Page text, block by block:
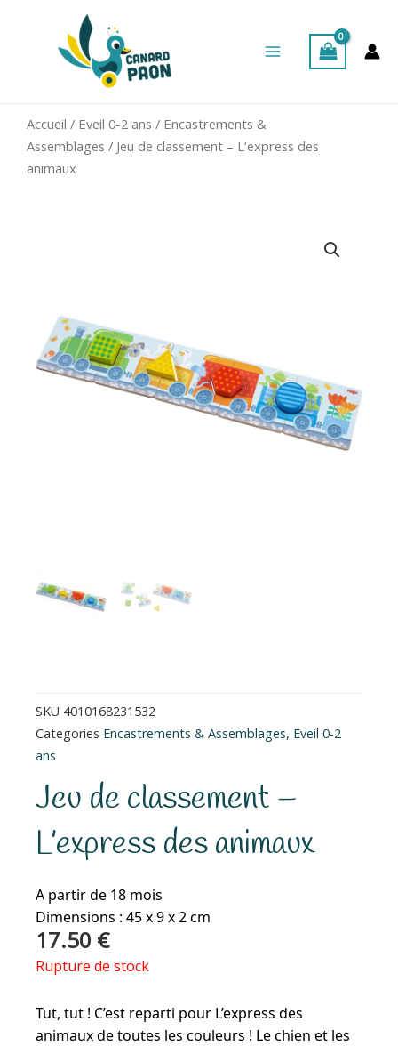
Menu
Accueil / Eveil 0-2 ans / Encastrements &
Assemblages / Jeu de classement – L’express des
animaux
SKU 4010168231532
Categories Encastrements & Assemblages, Eveil 0-2
ans
Jeu de classement –
L’express des animaux
A partir de 18 mois
Dimensions : 45 x 9 x 2 cm
17.50 €
Rupture de stock
Tut, tut ! C’est reparti pour L’express des
animaux de toutes les couleurs ! Le chien et les